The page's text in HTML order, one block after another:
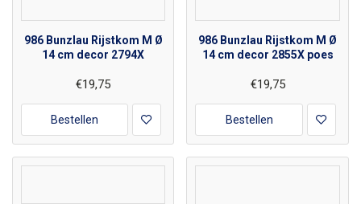
986 Bunzlau Rijstkom M Ø
14 cm decor 2794X
€19,75
Bestellen
986 Bunzlau Rijstkom M Ø
14 cm decor 2855X poes
€19,75
Bestellen